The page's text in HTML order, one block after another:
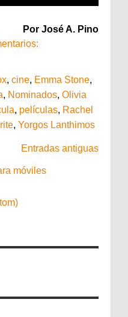
Por José A. Pino
, cine, Emma Stone,
, Nominados, Olivia
, películas, Rachel
, Yorgos Lanthimos
Entradas antiguas
móviles